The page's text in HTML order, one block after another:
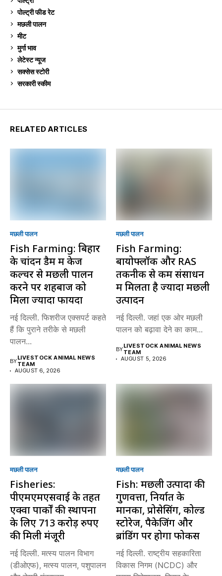
पोल्ट्री फीड रेट
मछली पालन
मीट
मुर्गा भाव
लेटेस्ट न्यूज
सक्सेस स्टो‍री
सरकारी स्की‍म
RELATED ARTICLES
मछली पालन
Fish Farming: बिहार
के चांदन डैम में केज
कल्चर से मछली पालन
करने पर शहबाज को
मिला ज्यादा फायदा
नई दिल्ली. फिशरीज एक्सपर्ट कहते
हैं कि पुराने तरीके से मछली
पालन...
BYLIVESTOCK ANIMAL NEWS
TEAM
AUGUST 6, 2026
मछली पालन
Fish Farming:
बायोफ्लॉक और RAS
तकनीक से कम संसाधन
में मिलता है ज्यादा मछली
उत्पादन
नई दिल्ली. जहां एक ओर मछली
पालन को बढ़ावा देने का काम...
BYLIVESTOCK ANIMAL NEWS
TEAM
AUGUST 5, 2026
मछली पालन
Fisheries:
पीएमएमएसवाई के तहत
एक्वा पार्कों की स्थापना
के लिए 713 करोड़ रुपए
की मिली मंजूरी
नई दिल्ली. मत्स्य पालन विभाग
(डीओएफ), मत्स्य पालन, पशुपालन
मछली पालन
Fish: मछली उत्पादों की
गुणवत्ता, निर्यात के
मानकों, प्रोसेसिंग, कोल्ड
स्टोरेज, पैकेजिंग और
ब्रांडिंग पर होगा फोकस
नई दिल्ली. राष्ट्रीय सहकारिता
विकास निगम (NCDC) और